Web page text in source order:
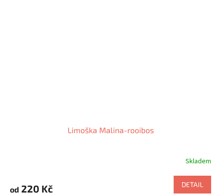
Limoška Malina-rooibos
Skladem
od 220 Kč DETAIL